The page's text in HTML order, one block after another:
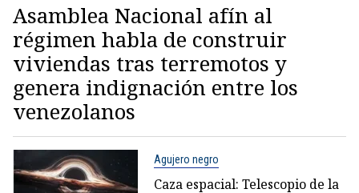
Asamblea Nacional afín al
régimen habla de construir
viviendas tras terremotos y
genera indignación entre los
venezolanos
Agujero negro
Caza espacial: Telescopio de la